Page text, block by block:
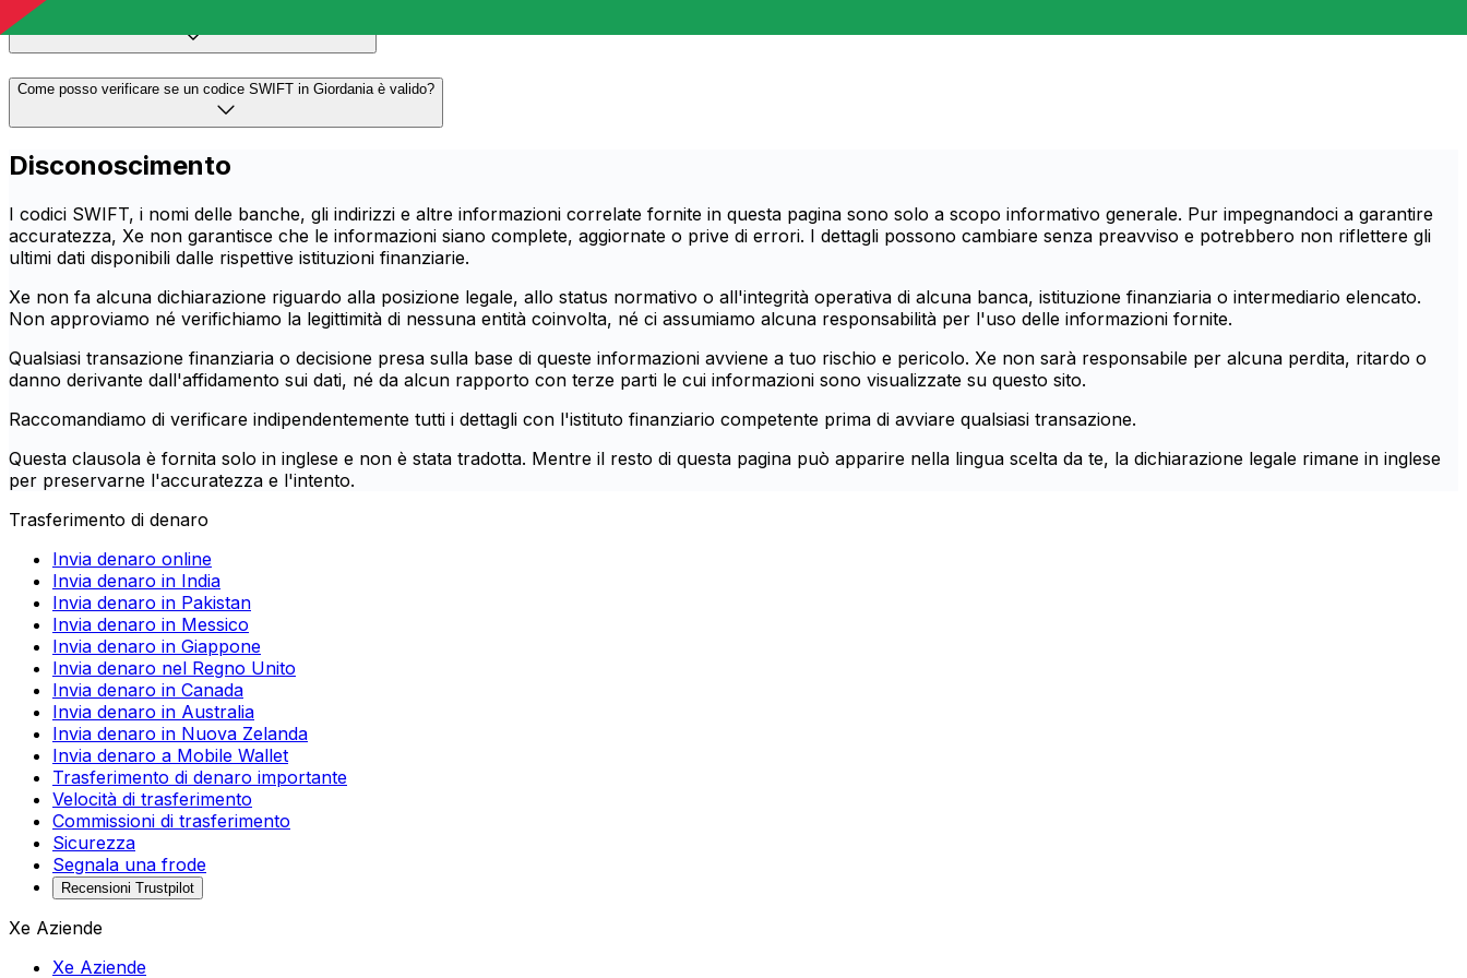
I codici SWIFT sono gli stessi degli IBAN in Giordania?
Come posso verificare se un codice SWIFT in Giordania è valido?
Disconoscimento
I codici SWIFT, i nomi delle banche, gli indirizzi e altre informazioni correlate fornite in questa pagina sono solo a scopo informativo generale. Pur impegnandoci a garantire
accuratezza, Xe non garantisce che le informazioni siano complete, aggiornate o prive di errori. I dettagli possono cambiare senza preavviso e potrebbero non riflettere gli
ultimi dati disponibili dalle rispettive istituzioni finanziarie.
Xe non fa alcuna dichiarazione riguardo alla posizione legale, allo status normativo o all'integrità operativa di alcuna banca, istituzione finanziaria o intermediario elencato.
Non approviamo né verifichiamo la legittimità di nessuna entità coinvolta, né ci assumiamo alcuna responsabilità per l'uso delle informazioni fornite.
Qualsiasi transazione finanziaria o decisione presa sulla base di queste informazioni avviene a tuo rischio e pericolo. Xe non sarà responsabile per alcuna perdita, ritardo o
danno derivante dall'affidamento sui dati, né da alcun rapporto con terze parti le cui informazioni sono visualizzate su questo sito.
Raccomandiamo di verificare indipendentemente tutti i dettagli con l'istituto finanziario competente prima di avviare qualsiasi transazione.
Questa clausola è fornita solo in inglese e non è stata tradotta. Mentre il resto di questa pagina può apparire nella lingua scelta da te, la dichiarazione legale rimane in inglese
per preservarne l'accuratezza e l'intento.
Trasferimento di denaro
Invia denaro online
Invia denaro in India
Invia denaro in Pakistan
Invia denaro in Messico
Invia denaro in Giappone
Invia denaro nel Regno Unito
Invia denaro in Canada
Invia denaro in Australia
Invia denaro in Nuova Zelanda
Invia denaro a Mobile Wallet
Trasferimento di denaro importante
Velocità di trasferimento
Commissioni di trasferimento
Sicurezza
Segnala una frode
Recensioni Trustpilot
Xe Aziende
Xe Aziende